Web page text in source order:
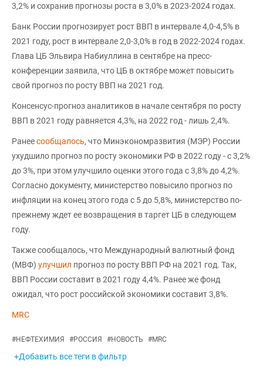
3,2% и сохранив прогнозы роста в 3,0% в 2023-2024 годах.
Банк России прогнозирует рост ВВП в интервале 4,0-4,5% в
2021 году, рост в интервале 2,0-3,0% в год в 2022-2024 годах.
Глава ЦБ Эльвира Набиуллина в сентябре на пресс-
конференции заявила, что ЦБ в октябре может повысить
свой прогноз по росту ВВП на 2021 год.
Консенсус-прогноз аналитиков в начале сентября по росту
ВВП в 2021 году равняется 4,3%, на 2022 год - лишь 2,4%.
Ранеесообщалось, что Минэкономразвития (МЭР) России
ухудшило прогноз по росту экономики РФ в 2022 году - с 3,2%
до 3%, при этом улучшило оценки этого года с 3,8% до 4,2%.
Согласно документу, министерство повысило прогноз по
инфляции на конец этого года с 5 до 5,8%, министерство по-
прежнему ждет ее возвращения в таргет ЦБ в следующем
году.
Также сообщалось, что Международный валютный фонд
(МВФ) улучшил прогноз по росту ВВП РФ на 2021 год. Так,
ВВП России составит в 2021 году 4,4%. Ранее же фонд
ожидал, что рост российской экономики составит 3,8%.
MRC
#НЕФТЕХИМИЯ #РОССИЯ #НОВОСТЬ #MRC
+Добавить все теги в фильтр